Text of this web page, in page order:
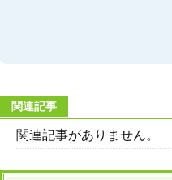
関連記事
関連記事がありません。